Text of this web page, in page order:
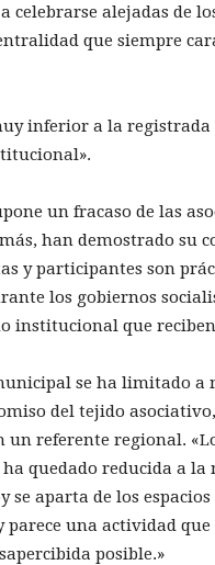
alejadas de
que siempre
inferior a la registrada
un fracaso de las
han demostrado su
y participantes son
los gobiernos
institucional que
se ha limitado a
del tejido
referente regional.
quedado reducida a la
aparta de los
una actividad que
posible.»